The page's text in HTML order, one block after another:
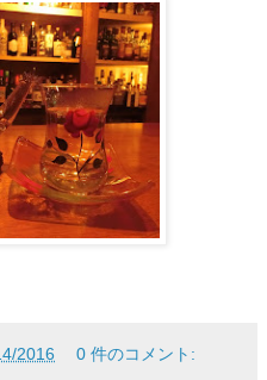
2016 0 件のコメント: